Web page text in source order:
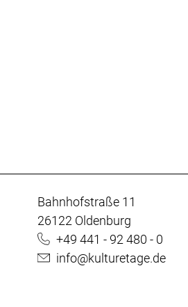
Bahnhofstraße 11
26122 Oldenburg
+49 441 - 92 480 - 0
info@kulturetage.de